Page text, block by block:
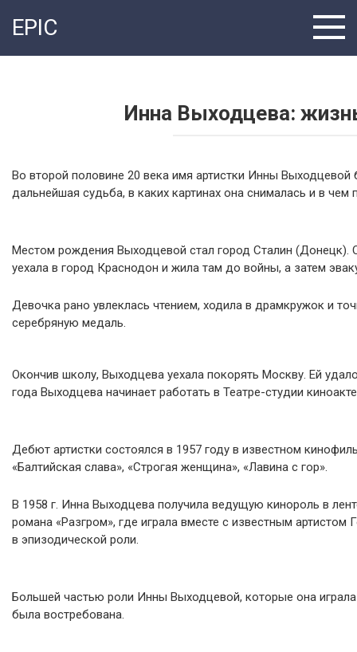
EPIC
Инна Выходцева:
Во второй половине 20 века имя артистки Инны
дальнейшая судьба, в каких картинах она снималась и в
Местом рождения Выходцевой стал город Сталин
уехала в город Краснодон и жила там до войны, а затем
Девочка рано увлеклась чтением, ходила в драмкружок и
серебряную медаль.
Окончив школу, Выходцева уехала покорять Москву. Ей
года Выходцева начинает работать в Театре-студии
Дебют артистки состоялся в 1957 году в известном
«Балтийская слава», «Строгая женщина», «Лавина с гор».
В 1958 г. Инна Выходцева получила ведущую кинороль в
романа «Разгром», где играла вместе с известным
в эпизодической роли.
Большей частью роли Инны Выходцевой, которые она
была востребована.